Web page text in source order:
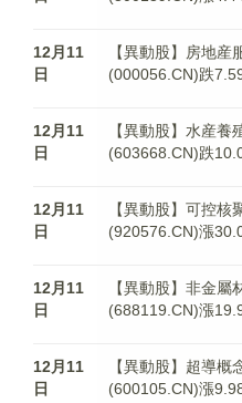
12月11
日
【異動股】房地
(000056.CN)跌
12月11
日
【異動股】水産
(603668.CN)跌
12月11
日
【異動股】可控
(920576.CN)漲
12月11
日
【異動股】非金
(688119.CN)漲
12月11
日
【異動股】超導
(600105.CN)漲